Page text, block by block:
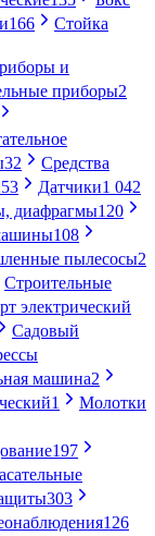
166
Стойка
и
приборы2
32
Средства
Датчики1 042
диафрагмы120
108
пылесосы2
Строительные
электрический
Садовый
машина2
1
Молотки
197
303
126